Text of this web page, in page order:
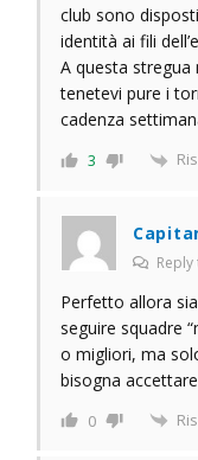
club sono
identità ai fili
A questa
tenetevi pure i
cadenza
3
Reply
Perfetto allora
seguire squadre
o migliori, ma
bisogna
0